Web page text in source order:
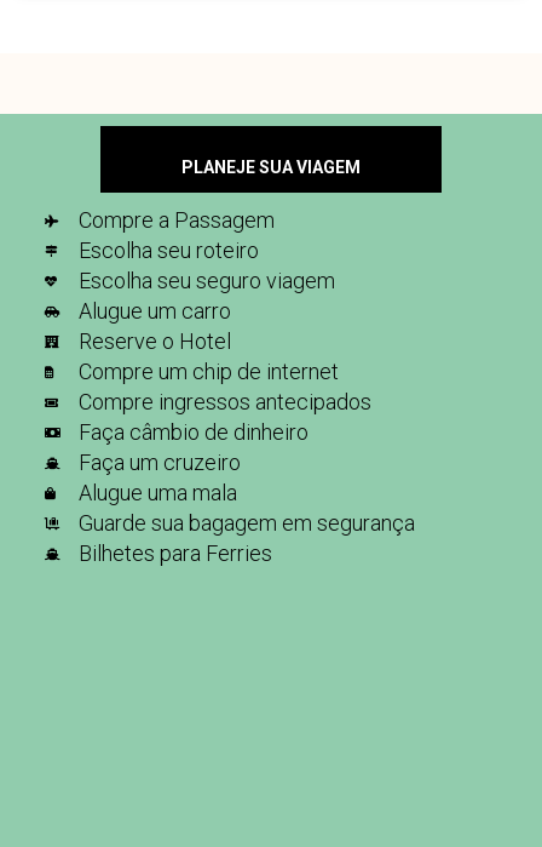
PLANEJE SUA VIAGEM
Compre a Passagem
Escolha seu roteiro
Escolha seu seguro viagem
Alugue um carro
Reserve o Hotel
Compre um chip de internet
Compre ingressos antecipados
Faça câmbio de dinheiro
Faça um cruzeiro
Alugue uma mala
Guarde sua bagagem em segurança
Bilhetes para Ferries